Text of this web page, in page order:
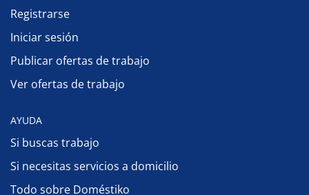
Registrarse
Iniciar sesión
Publicar ofertas de trabajo
Ver ofertas de trabajo
AYUDA
Si buscas trabajo
Si necesitas servicios a domicilio
Todo sobre Doméstiko